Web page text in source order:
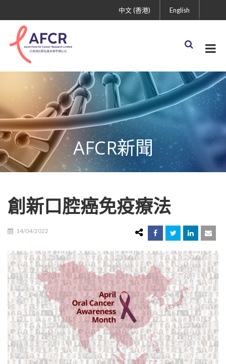
English
中文 (香港)
AFCR新聞
創新口腔癌免疫療法
14/04/2022